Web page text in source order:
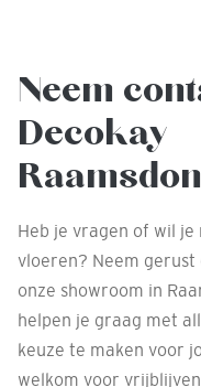
Neem
Decokay
Heb je vragen of wil je
vloeren? Neem
onze showroom in
helpen je graag met
keuze te maken voor
welkom voor